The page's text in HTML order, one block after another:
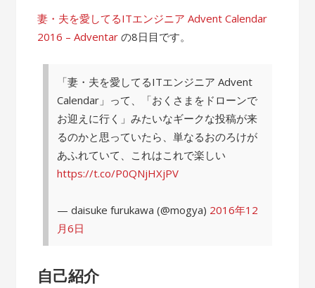
妻・夫を愛してるITエンジニア Advent Calendar
2016 – Adventar の8日目です。
「妻・夫を愛してるITエンジニア Advent
Calendar」って、「おくさまをドローンで
お迎えに行く」みたいなギークな投稿が来
るのかと思っていたら、単なるおのろけが
あふれていて、これはこれで楽しい
https://t.co/P0QNjHXjPV
— daisuke furukawa (@mogya) 2016年12
月6日
自己紹介